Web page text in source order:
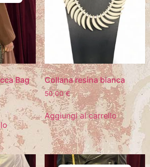
Bag
Collana resina bianca
50,00€
Aggiungi al carrello